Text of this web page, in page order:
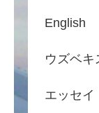
English
ウズベキ
エッセイ